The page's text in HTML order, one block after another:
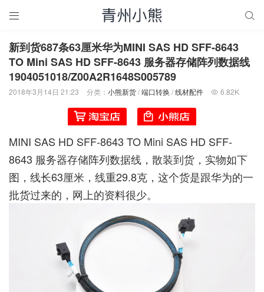
 
新到货687条63厘米华为MINI SAS HD SFF-8643
TO Mini SAS HD SFF-8643 服务器存储阵列数据线
1904051018/Z00A2R1648S005789
2018年3月14日 21:23 分类： 小熊新货/端口转换 /线材配件  6.82K
MINI SAS HD SFF-8643 TO Mini SAS HD SFF-
8643 服务器存储阵列数据线，散装到货，实物如下
图，线长63厘米，线重29.8克，这个货是跟华为的一
批货过来的，网上的资料很少。